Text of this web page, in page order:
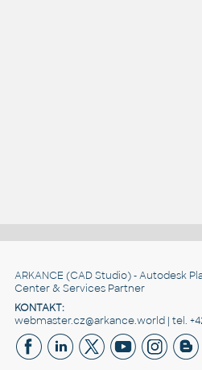
ARKANCE (CAD Studio) - Autodesk
Center & Services Partner
KONTAKT:
webmaster.cz@arkance.world | tel.